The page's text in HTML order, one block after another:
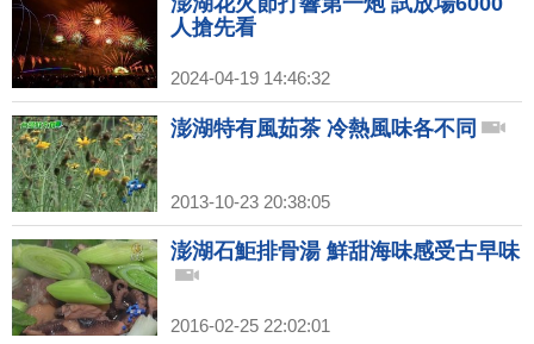
人搶先看
2024-04-19 14:46:32
澎湖特有風茹茶 冷熱風味各不同
2013-10-23 20:38:05
澎湖石鮔排骨湯 鮮甜海味感受古早味
2016-02-25 22:02:01